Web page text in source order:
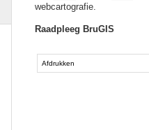
webcartografie.
Raadpleeg BruGIS
acties
Afdrukken